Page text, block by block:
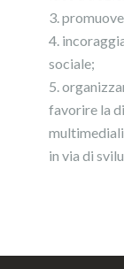
sociale;
favorire la
multimediali
in via di